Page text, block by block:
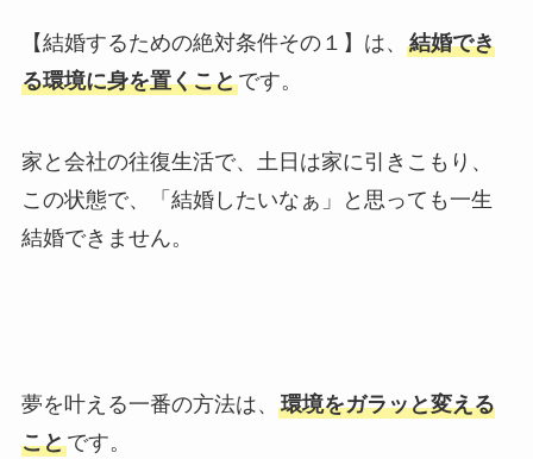
【結婚するための絶対条件その１】は、 結婚でき
る環境に身を置くことです。
家と会社の往復生活で、土日は家に引きこもり、
この状態で、「結婚したいなぁ」と思っても一生
結婚できません。
夢を叶える一番の方法は、 環境をガラッと変える
ことです。